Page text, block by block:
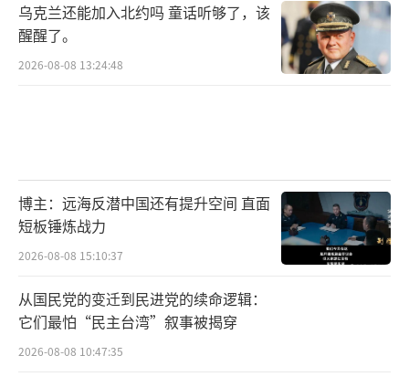
乌克兰还能加入北约吗 童话听够了，该
醒醒了。
2026-08-08 13:24:48
博主：远海反潜中国还有提升空间 直面
短板锤炼战力
2026-08-08 15:10:37
从国民党的变迁到民进党的续命逻辑：
它们最怕“民主台湾”叙事被揭穿
2026-08-08 10:47:35